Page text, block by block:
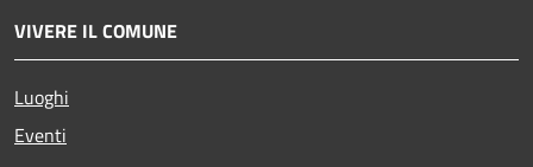
VIVERE IL COMUNE
Luoghi
Eventi